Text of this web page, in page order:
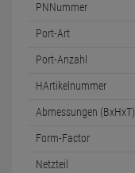
PNNummer
Port-Art
Port-Anzahl
HArtikelnummer
Abmessungen (BxHxT)
Form-Factor
Netzteil